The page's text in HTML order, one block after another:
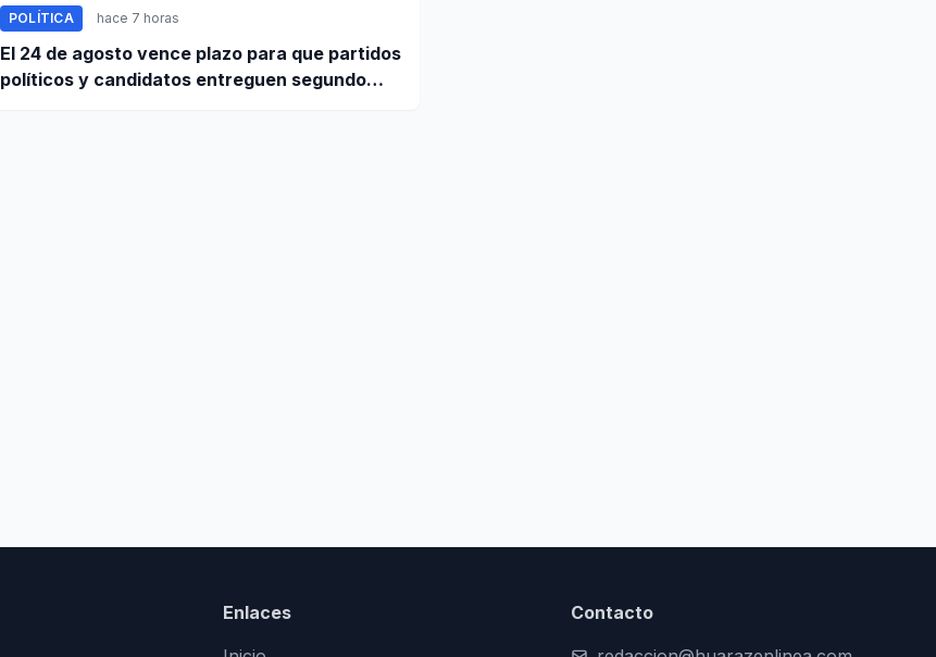
POLÍTICA hace 7 horas
El 24 de agosto vence plazo para que partidos
políticos y candidatos entreguen segundo
Enlaces
Contacto